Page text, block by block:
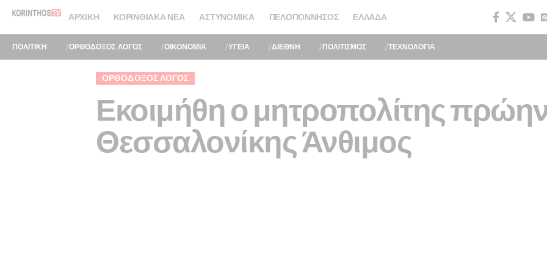
ΑΡΧΙΚΉ ΚΟΡΙΝΘΙΑΚΆ ΝΈΑ ΑΣΤΥΝΟΜΙΚΆ ΠΕΛΟΠΌΝΝΗΣΟΣ ΕΛΛΆΔΑ
ΠΟΛΙΤΙΚΗ ΟΡΘΟΔΟΞΟΣ ΛΟΓΟΣ ΟΙΚΟΝΟΜΙΑ ΥΓΕΙΑ ΔΙΕΘΝΗ ΠΟΛΙΤΙΣΜΟΣ ΤΕΧΝΟΛΟΓΙΑ
ΟΡΘΌΔΟΞΟΣ ΛΌΓΟΣ
Εκοιμήθη ο μητροπολίτης
Θεσσαλονίκης Άνθιμος